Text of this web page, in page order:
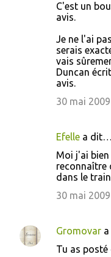
C'est un
avis.
Je ne l'ai
serais
vais
Duncan
avis.
30 mai
Efelle a dit…
Moi j'ai
reconnaître
dans le
30 mai
Gromovar
Tu as posté